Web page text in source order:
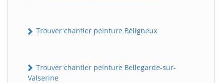
Trouver chantier peinture Béligneux
Trouver chantier peinture Bellegarde-sur-
Valserine